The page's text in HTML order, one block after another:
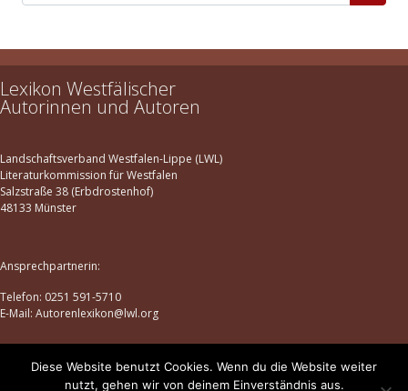
Lexikon Westfälischer
Autorinnen und Autoren
Landschaftsverband Westfalen-Lippe (LWL)
Literaturkommission für Westfalen
Salzstraße 38 (Erbdrostenhof)
48133 Münster
Ansprechpartnerin:
Telefon: 0251 591-5710
E-Mail: Autorenlexikon@lwl.org
Datenschutz |Impressum
Diese Website benutzt Cookies. Wenn du die Website weiter
nutzt, gehen wir von deinem Einverständnis aus.